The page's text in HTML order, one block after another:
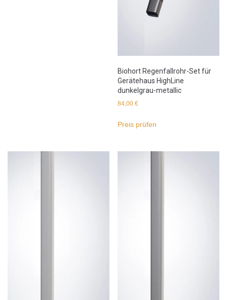
Biohort Regenfallrohr-Set für
Gerätehaus HighLine
dunkelgrau-metallic
84,00€
Preis prüfen